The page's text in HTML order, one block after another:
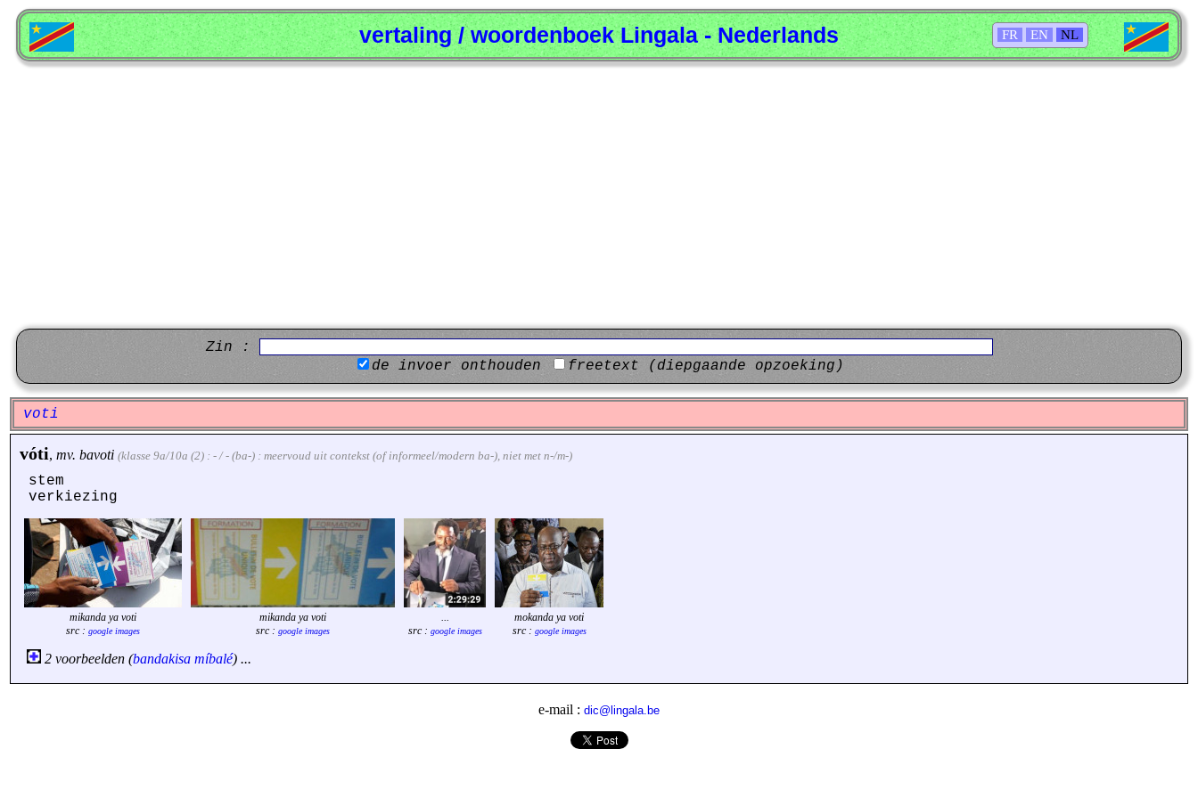
FR EN NL
vertaling / woordenboek Lingala - Nederlands
Zin :
de invoer onthouden
freetext (diepgaande opzoeking)
voti
vóti, mv. bavoti (klasse 9a/10a (2) : - / - (ba-) : meervoud uit contekst (of informeel/modern ba-), niet met n-/m-)
stem
verkiezing
mikanda ya voti
src : google images
mikanda ya voti
src : google images
...
src : google images
mokanda ya voti
src : google images
2 voorbeelden (bandakisa míbalé) ...
e-mail : dic@lingala.be